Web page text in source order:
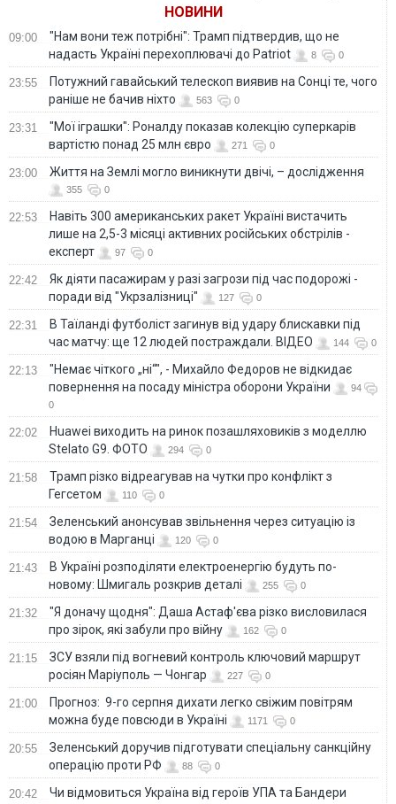
НОВИНИ
09:00
"Нам вони теж потрібні": Трамп підтвердив, що не
надасть Україні перехоплювачі до Patriot
8 0
23:55
Потужний гавайський телескоп виявив на Сонці те, чого
раніше не бачив ніхто
563 0
23:31
"Мої іграшки": Роналду показав колекцію суперкарів
вартістю понад 25 млн євро
271 0
23:00 Життя на Землі могло виникнути двічі, – дослідження
355 0
22:53
Навіть 300 американських ракет Україні вистачить
лише на 2,5-3 місяці активних російських обстрілів -
експерт
97 0
22:42
Як діяти пасажирам у разі загрози під час подорожі -
поради від "Укрзалізниці"
127 0
22:31
В Таїланді футболіст загинув від удару блискавки під
час матчу: ще 12 людей постраждали. ВІДЕО
144 0
22:13
"Немає чіткого „ні“", - Михайло Федоров не відкидає
повернення на посаду міністра оборони України
94
0
22:02
Huawei виходить на ринок позашляховиків з моделлю
Stelato G9. ФОТО
294 0
21:58
Трамп різко відреагував на чутки про конфлікт з
Гегсетом
110 0
21:54
Зеленський анонсував звільнення через ситуацію із
водою в Марганці
120 0
21:43
В Україні розподіляти електроенергію будуть по-
новому: Шмигаль розкрив деталі
255 0
21:32
"Я доначу щодня": Даша Астаф'єва різко висловилася
про зірок, які забули про війну
162 0
21:15
ЗСУ взяли під вогневий контроль ключовий маршрут
росіян Маріуполь — Чонгар
227 0
21:00
Прогноз: 9-го серпня дихати легко свіжим повітрям
можна буде повсюди в Україні
1171 0
20:55
Зеленський доручив підготувати спеціальну санкційну
операцію проти РФ
88 0
20:42
Чи відмовиться Україна від героїв УПА та Бандери